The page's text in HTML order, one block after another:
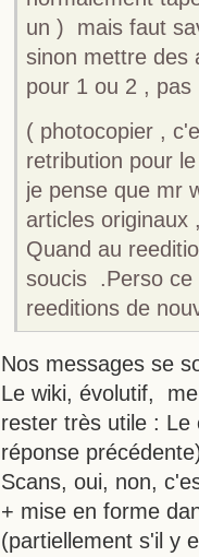
un ) mais faut
sinon mettre des
pour 1 ou 2 , pas
( photocopier ,
retribution pour
je pense que mr
articles originaux
Quand au
soucis .Perso ce
reeditions de
Nos messages se
Le wiki, évolutif,
rester très utile :
réponse
Scans, oui, non,
+ mise en forme
(partiellement s'il y